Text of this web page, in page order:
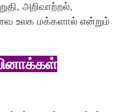
அறிவாற்றல்,
உலக மக்களால் என்றும்